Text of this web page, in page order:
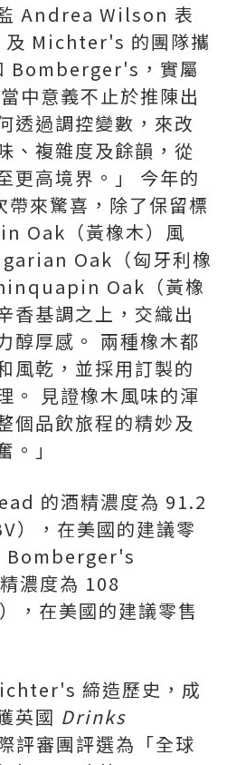
Andrea Wilson 表
及 Michter's 的團隊攜
Bomberger's，實屬
中意義不止於推陳出
透過調控變數，來改
、複雜度及餘韻，從
更高境界。」 今年的
來驚喜，除了保留標
Oak（黃橡木）風
Oak（匈牙利橡
Oak（黃橡
香基調之上，交織出
醇厚感。 兩種橡木都
風乾，並採用訂製的
。 見證橡木風味的渾
個品飲旅程的精妙及
」
的酒精濃度為 91.2
），在美國的建議零
Bomberger's
濃度為 108
，在美國的建議零售
締造歷史，成
英國 Drinks
評審團評選為「全球